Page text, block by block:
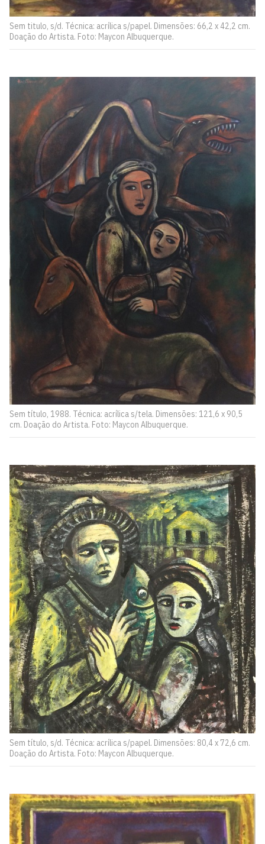
Sem titulo, s/d. Técnica: acrílica s/papel. Dimensões: 66,2 x 42,2 cm.
Doação do Artista. Foto: Maycon Albuquerque.
Sem título, 1988. Técnica: acrílica s/tela. Dimensões: 121,6 x 90,5
cm. Doação do Artista. Foto: Maycon Albuquerque.
Sem título, s/d. Técnica: acrílica s/papel. Dimensões: 80,4 x 72,6 cm.
Doação do Artista. Foto: Maycon Albuquerque.